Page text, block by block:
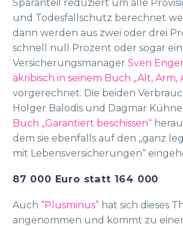
Sparanteil reduziert um alle
und Todesfallschutz berechnet
dann werden aus zwei oder drei
schnell null Prozent oder sogar ein
Versicherungsmanager Sven
akribisch in seinem Buch „Alt, Arm,
vorgerechnet. Die beiden
Holger Balodis und Dagmar
Buch „Garantiert beschissen“
dem sie ebenfalls auf den „ganz
mit Lebensversicherungen“
87 000 Euro statt 164 000
Auch “Plusminus” hat sich dieses
angenommen und kommt zu